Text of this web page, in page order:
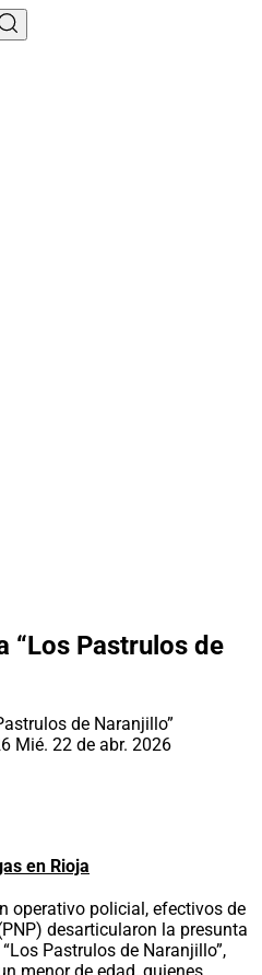
“Los Pastrulos de
Mié. 22 de abr. 2026
en Rioja
operativo policial, efectivos de
desarticularon la presunta
Pastrulos de Naranjillo”,